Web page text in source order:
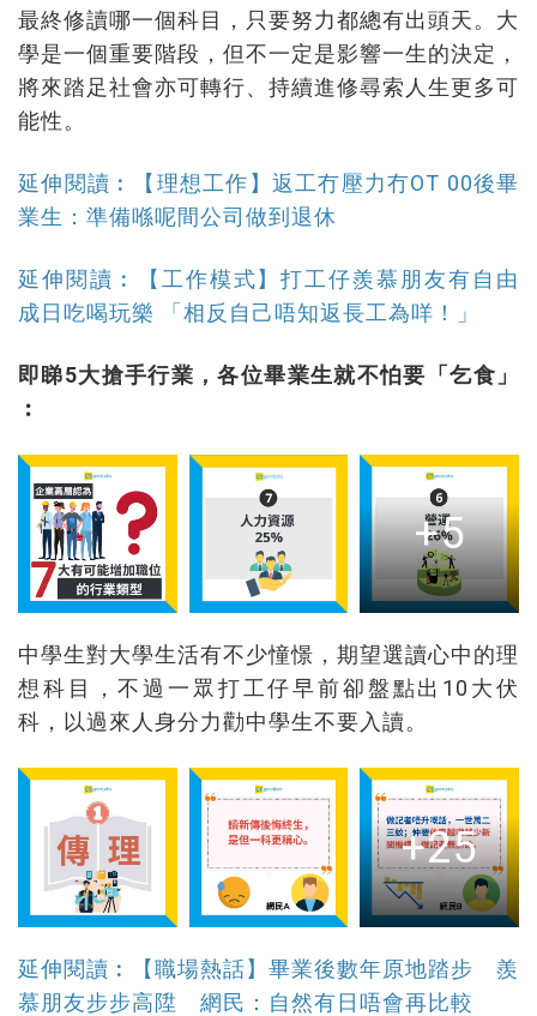
最終修讀哪一個科目，只要努力都總有出頭天。大
學是一個重要階段，但不一定是影響一生的決定，
將來踏足社會亦可轉行、持續進修尋索人生更多可
能性。
延伸閱讀︰【理想工作】返工冇壓力冇OT 00後畢
業生：準備喺呢間公司做到退休
延伸閱讀︰【工作模式】打工仔羨慕朋友有自由
成日吃喝玩樂 「相反自己唔知返長工為咩！」
即睇5大搶手行業，各位畢業生就不怕要「乞食」
︰
+5
中學生對大學生活有不少憧憬，期望選讀心中的理
想科目，不過一眾打工仔早前卻盤點出10大伏
科，以過來人身分力勸中學生不要入讀。
+25
延伸閱讀︰【職場熱話】畢業後數年原地踏步 羨
慕朋友步步高陞 網民：自然有日唔會再比較